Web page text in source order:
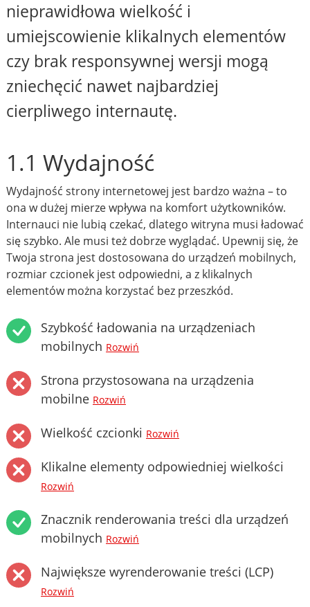
nieprawidłowa wielkość i
umiejscowienie klikalnych elementów
czy brak responsywnej wersji mogą
zniechęcić nawet najbardziej
cierpliwego internautę.
1.1 Wydajność
Wydajność strony internetowej jest bardzo ważna – to
ona w dużej mierze wpływa na komfort użytkowników.
Internauci nie lubią czekać, dlatego witryna musi ładować
się szybko. Ale musi też dobrze wyglądać. Upewnij się, że
Twoja strona jest dostosowana do urządzeń mobilnych,
rozmiar czcionek jest odpowiedni, a z klikalnych
elementów można korzystać bez przeszkód.
Szybkość ładowania na urządzeniach
mobilnych Rozwiń
Strona przystosowana na urządzenia
mobilne Rozwiń
Wielkość czcionki Rozwiń
Klikalne elementy odpowiedniej wielkości
Rozwiń
Znacznik renderowania treści dla urządzeń
mobilnych Rozwiń
Największe wyrenderowanie treści (LCP)
Rozwiń